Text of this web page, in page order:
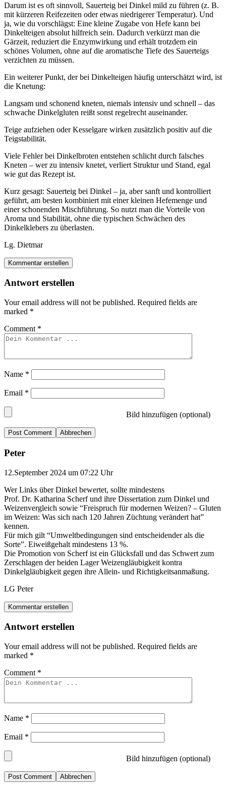
Darum ist es oft sinnvoll, Sauerteig bei Dinkel mild zu führen (z. B.
mit kürzeren Reifezeiten oder etwas niedrigerer Temperatur). Und
ja, wie du vorschlägst: Eine kleine Zugabe von Hefe kann bei
Dinkelteigen absolut hilfreich sein. Dadurch verkürzt man die
Gärzeit, reduziert die Enzymwirkung und erhält trotzdem ein
schönes Volumen, ohne auf die aromatische Tiefe des Sauerteigs
verzichten zu müssen.
Ein weiterer Punkt, der bei Dinkelteigen häufig unterschätzt wird, ist
die Knetung:
Langsam und schonend kneten, niemals intensiv und schnell – das
schwache Dinkelgluten reißt sonst regelrecht auseinander.
Teige aufziehen oder Kesselgare wirken zusätzlich positiv auf die
Teigstabilität.
Viele Fehler bei Dinkelbroten entstehen schlicht durch falsches
Kneten – wer zu intensiv knetet, verliert Struktur und Stand, egal
wie gut das Rezept ist.
Kurz gesagt: Sauerteig bei Dinkel – ja, aber sanft und kontrolliert
geführt, am besten kombiniert mit einer kleinen Hefemenge und
einer schonenden Mischführung. So nutzt man die Vorteile von
Aroma und Stabilität, ohne die typischen Schwächen des
Dinkelklebers zu überlasten.
Lg. Dietmar
Kommentar erstellen
Antwort erstellen
Your email address will not be published. Required fields are
marked *
Comment *
Name *
Email *
Bild hinzufügen (optional)
Abbrechen
Peter
12.September 2024 um 07:22 Uhr
Wer Links über Dinkel bewertet, sollte mindestens
Prof. Dr. Katharina Scherf und ihre Dissertation zum Dinkel und
Weizenvergleich sowie “Freispruch für modernen Weizen? – Gluten
im Weizen: Was sich nach 120 Jahren Züchtung verändert hat”
kennen.
Für mich gilt “Umweltbedingungen sind entscheidender als die
Sorte”. Eiweißgehalt mindestens 13 %.
Die Promotion von Scherf ist ein Glücksfall und das Schwert zum
Zerschlagen der beiden Lager Weizengläubigkeit kontra
Dinkelgläubigkeit gegen ihre Allein- und Richtigkeitsanmaßung.
LG Peter
Kommentar erstellen
Antwort erstellen
Your email address will not be published. Required fields are
marked *
Comment *
Name *
Email *
Bild hinzufügen (optional)
Abbrechen